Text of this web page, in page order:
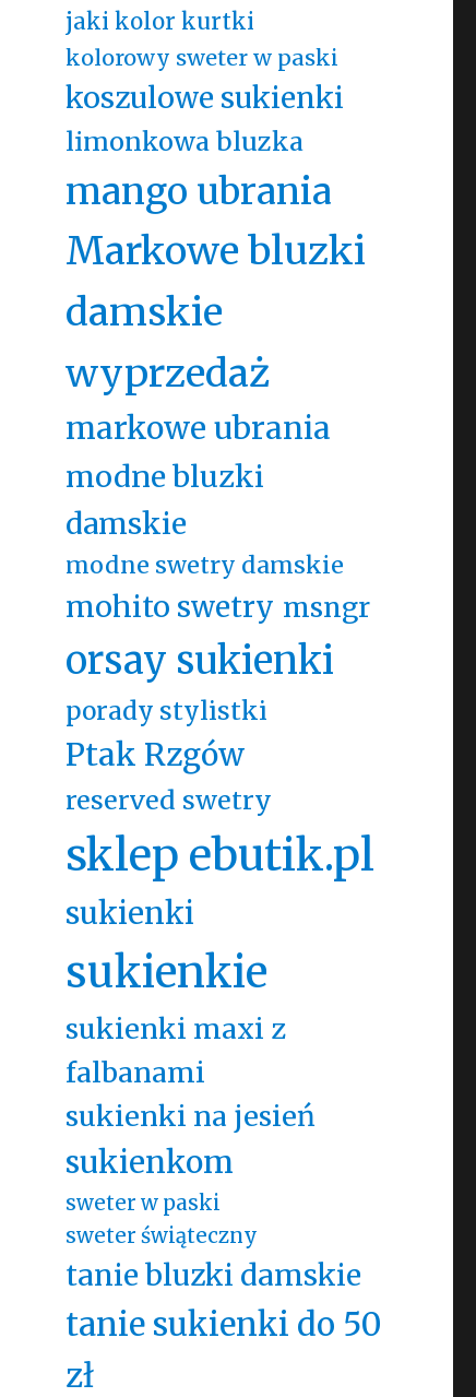
jaki kolor kurtki
kolorowy sweter w paski
koszulowe sukienki
limonkowa bluzka
mango ubrania
Markowe bluzki
damskie
wyprzedaż
markowe ubrania
modne bluzki
damskie
modne swetry damskie
mohito swetry msngr
orsay sukienki
porady stylistki
Ptak Rzgów
reserved swetry
sklep ebutik.pl
sukienki
sukienkie
sukienki maxi z
falbanami
sukienki na jesień
sukienkom
sweter w paski
sweter świąteczny
tanie bluzki damskie
tanie sukienki do 50
zł